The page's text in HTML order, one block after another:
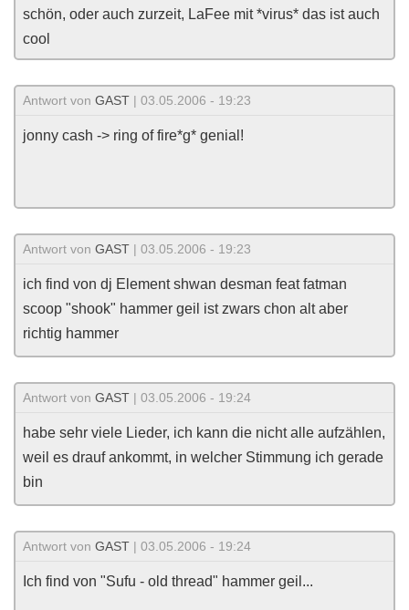
schön, oder auch zurzeit, LaFee mit *virus* das ist auch
cool
Antwort von GAST | 03.05.2006 - 19:23
jonny cash -> ring of fire*g* genial!
Antwort von GAST | 03.05.2006 - 19:23
ich find von dj Element shwan desman feat fatman
scoop "shook" hammer geil ist zwars chon alt aber
richtig hammer
Antwort von GAST | 03.05.2006 - 19:24
habe sehr viele Lieder, ich kann die nicht alle aufzählen,
weil es drauf ankommt, in welcher Stimmung ich gerade
bin
Antwort von GAST | 03.05.2006 - 19:24
Ich find von "Sufu - old thread" hammer geil...